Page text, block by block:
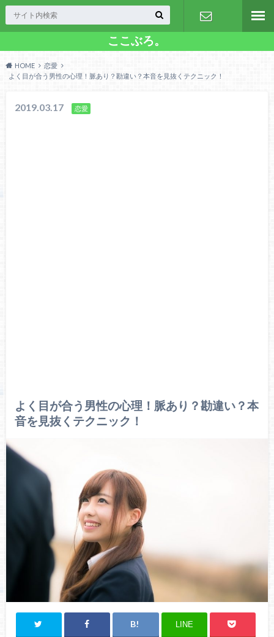
ここぶろ。
せ
HOME
恋愛
よく目が合う男性の心理！脈あり？勘違い？本音を見抜くテクニック！
2019.03.17 恋愛
よく目が合う男性の心理！脈あり？勘違い？本
音を見抜くテクニック！
LINE